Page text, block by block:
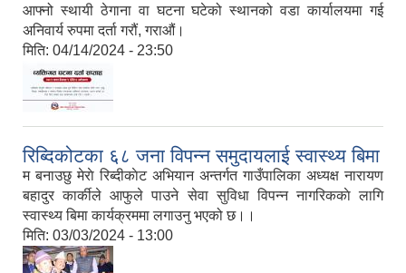
आफ्नो स्थायी ठेगाना वा घटना घटेको स्थानको वडा कार्यालयमा गई
अनिवार्य रुपमा दर्ता गरौं, गराऔं।
मिति: 04/14/2024 - 23:50
रिब्दिकोटका ६८ जना विपन्न समुदायलाई स्वास्थ्य बिमा
म बनाउछु मेराे रिब्दीकाेट अभियान अन्तर्गत गाउँपालिका अध्यक्ष नारायण
बहादुर कार्कीले आफुले पाउने सेवा सुविधा विपन्न नागरिककाे लागि
स्वास्थ्य बिमा कार्यक्रममा लगाउनु भएको छ।।
मिति: 03/03/2024 - 13:00